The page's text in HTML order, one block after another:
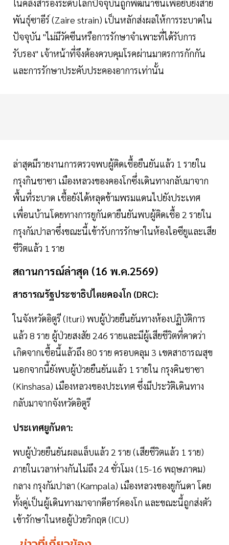
ในคลังสำรองระดับโลกปัจจุบันถูกพัฒนาขึ้นเพื่อยับยั้งสาย
พันธุ์ซาอีร์ (Zaire strain) เป็นหลักส่งผลให้การระบาดใน
ปัจจุบัน "ไม่มีวัคซีนหรือการรักษาจำเพาะที่ได้รับการ
รับรอง" เจ้าหน้าที่จึงต้องควบคุมโรคผ่านมาตรการกักกัน
และการรักษาประคับประคองอาการเท่านั้น
ล่าสุดมีรายงานการตรวจพบผู้ติดเชื้อยืนยันแล้ว 1 รายใน
กรุงกินชาซา เมืองหลวงของคองโกซึ่งเดินทางกลับมาจาก
พื้นที่ระบาด เชื้อยังได้หลุดข้ามพรมแดนไปยังประเทศ
เพื่อนบ้านโดยทางการยูกันดายืนยันพบผู้ติดเชื้อ 2 รายใน
กรุงกัมปาลาซึ่งขณะนี้เข้ารับการรักษาในห้องไอซียูและเสีย
ชีวิตแล้ว 1 ราย
สถานการณ์ล่าสุด (16 พ.ค.2569)
สาธารณรัฐประชาธิปไตยคองโก (DRC):
ในจังหวัดอิตูรี (Ituri) พบผู้ป่วยยืนยันทางห้องปฏิบัติการ
แล้ว 8 ราย ผู้ป่วยสงสัย 246 รายและมีผู้เสียชีวิตที่คาดว่า
เกิดจากเชื้อนี้แล้วถึง 80 ราย ครอบคลุม 3 เขตสาธารณสุข
นอกจากนี้ยังพบผู้ป่วยยืนยันแล้ว 1 รายใน กรุงคินชาซา
(Kinshasa) เมืองหลวงของประเทศ ซึ่งมีประวัติเดินทาง
กลับมาจากจังหวัดอิตูรี
ประเทศยูกันดา:
พบผู้ป่วยยืนยันผลแล็บแล้ว 2 ราย (เสียชีวิตแล้ว 1 ราย)
ภายในเวลาห่างกันไม่ถึง 24 ชั่วโมง (15-16 พฤษภาคม)
กลาง กรุงกัมปาลา (Kampala) เมืองหลวงของยูกันดา โดย
ทั้งคู่เป็นผู้เดินทางมาจากดีอาร์คองโก และขณะนี้ถูกส่งตัว
เข้ารักษาในหอผู้ป่วยวิกฤต (ICU)